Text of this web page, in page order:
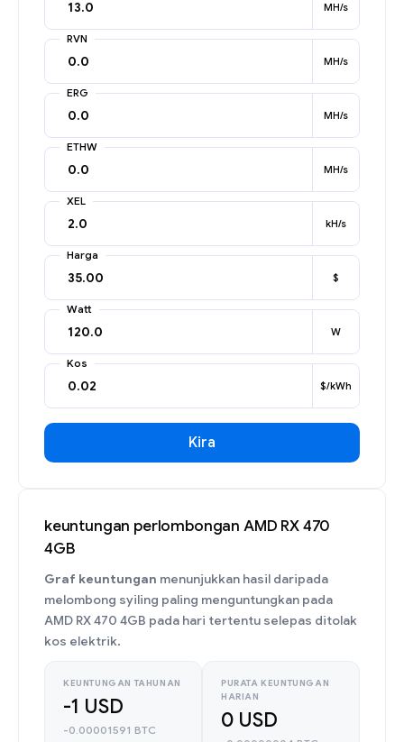
MH/s
RVN
MH/s
ERG
MH/s
ETHW
MH/s
XEL
kH/s
Harga
$
Watt
W
Kos
$/kWh
Kira
keuntungan perlombongan AMD RX 470
4GB
Graf keuntungan menunjukkan hasil daripada
melombong syiling paling menguntungkan pada
AMD RX 470 4GB pada hari tertentu selepas ditolak
kos elektrik.
KEUNTUNGAN TAHUNAN
-1 USD
-0.00001591 BTC
PURATA KEUNTUNGAN
HARIAN
0 USD